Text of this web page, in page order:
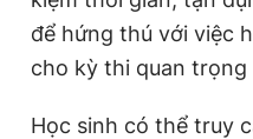
để hứng thú với việc
cho kỳ thi quan trọng
Học sinh có thể truy